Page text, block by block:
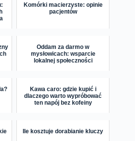
Komórki macierzyste: opinie
pacjentów
Oddam za darmo w
mysłowicach: wsparcie
lokalnej społeczności
Kawa caro: gdzie kupić i
dlaczego warto wypróbować
ten napój bez kofeiny
Ile kosztuje dorabianie kluczy